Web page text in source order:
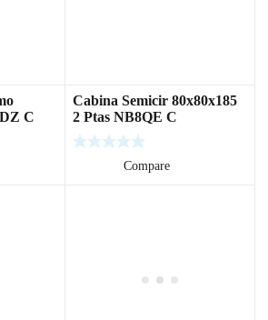
C
Cabina Semicir 80x80x185
2 Ptas NB8QE C
Compare